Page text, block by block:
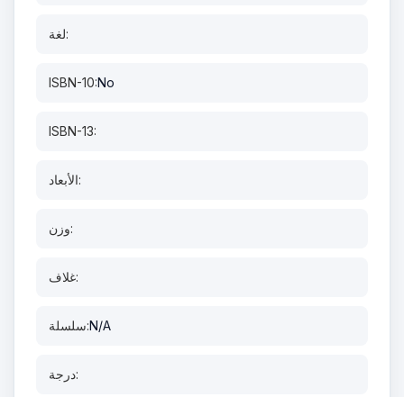
لغة:
ISBN-10:No
ISBN-13:
الأبعاد:
وزن:
غلاف:
سلسلة:N/A
درجة: